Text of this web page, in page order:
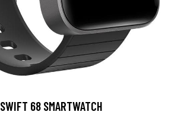
SWIFT 68 SMARTWATCH